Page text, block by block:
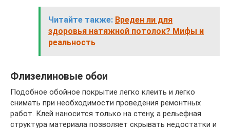
Читайте также: Вреден ли для
здоровья натяжной потолок? Мифы и
реальность
Флизелиновые обои
Подобное обойное покрытие легко клеить и легко
снимать при необходимости проведения ремонтных
работ. Клей наносится только на стену, а рельефная
структура материала позволяет скрывать недостатки и